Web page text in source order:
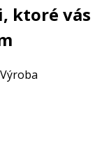
ktoré vás
Výroba